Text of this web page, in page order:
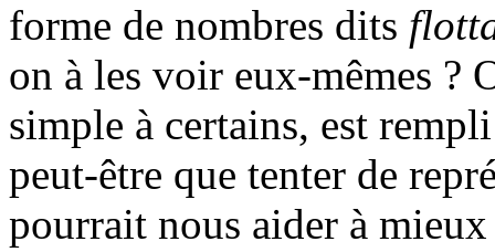
forme de nombres dits
on à les voir eux-mêmes ?
simple à certains, est
peut-être que tenter de
pourrait nous aider à